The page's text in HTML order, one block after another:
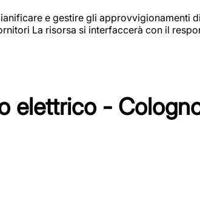
e gestire gli
La risorsa si interfaccerà con il
elettrico -